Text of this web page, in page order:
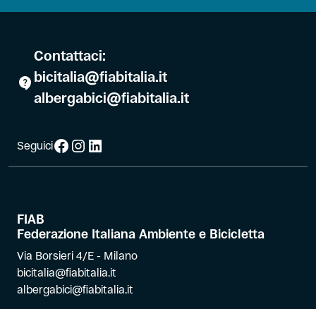
Contattaci:
bicitalia@fiabitalia.it
albergabici@fiabitalia.it
SeguiciFacebook
Instagram
LinkedIn
FIAB
Federazione Italiana Ambiente e Bicicletta
Via Borsieri 4/E - Milano
bicitalia@fiabitalia.it
albergabici@fiabitalia.it